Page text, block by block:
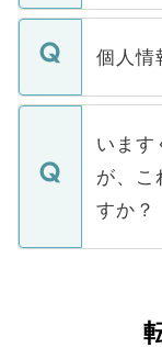
ません。
■応募
関を公
に、医
みを人
ています
転職・
ん。ま
定を承
の辞退
個人情
個人情
で、ご
などで
ご本人
支援を
ている
は、個
います
が、こ
すか？
かがい